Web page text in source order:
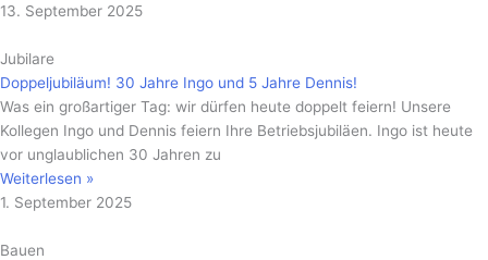
13. September 2025
Jubilare
Doppeljubiläum! 30 Jahre Ingo und 5 Jahre Dennis!
Was ein großartiger Tag: wir dürfen heute doppelt feiern! Unsere
Kollegen Ingo und Dennis feiern Ihre Betriebsjubiläen. Ingo ist heute
vor unglaublichen 30 Jahren zu
Weiterlesen »
1. September 2025
Bauen